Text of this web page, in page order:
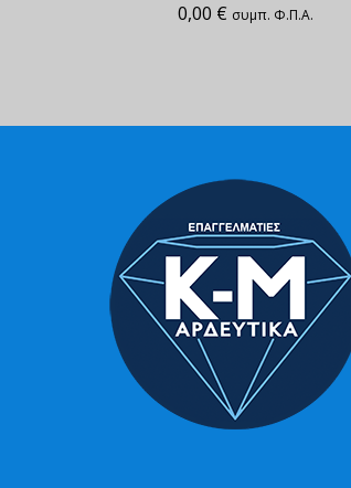
0,00 € συμπ. Φ.Π.Α.